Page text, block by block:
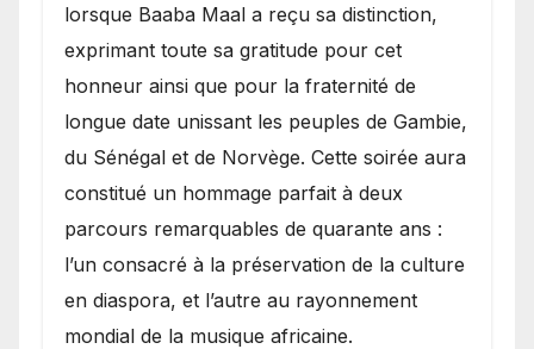
lorsque Baaba Maal a reçu sa distinction,
exprimant toute sa gratitude pour cet
honneur ainsi que pour la fraternité de
longue date unissant les peuples de Gambie,
du Sénégal et de Norvège. Cette soirée aura
constitué un hommage parfait à deux
parcours remarquables de quarante ans :
l’un consacré à la préservation de la culture
en diaspora, et l’autre au rayonnement
mondial de la musique africaine.